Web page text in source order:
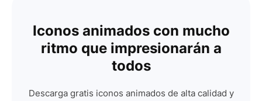
Iconos animados con mucho
ritmo que impresionarán a
todos
Descarga gratis iconos animados de alta calidad y